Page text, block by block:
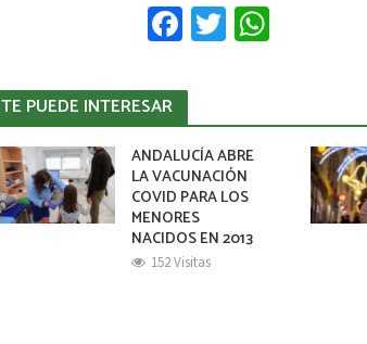
Fa
b
o
o
k
T
er sA
TE PUEDE INTERESAR
ANDALUCÍA ABRE
LA VACUNACIÓN
COVID PARA LOS
MENORES
NACIDOS EN 2013
152 Visitas